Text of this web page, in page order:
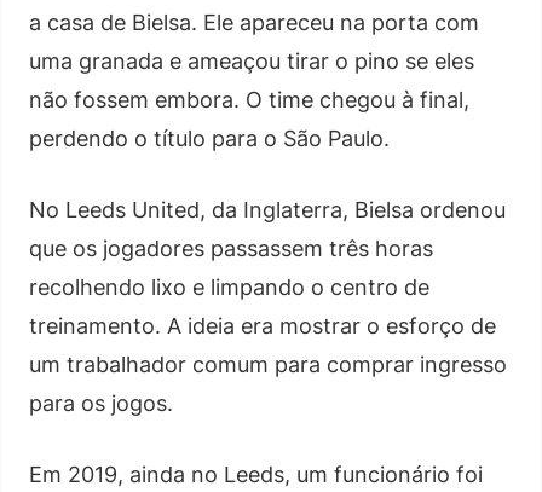
a casa de Bielsa. Ele apareceu na porta com
uma granada e ameaçou tirar o pino se eles
não fossem embora. O time chegou à final,
perdendo o título para o São Paulo.
No Leeds United, da Inglaterra, Bielsa ordenou
que os jogadores passassem três horas
recolhendo lixo e limpando o centro de
treinamento. A ideia era mostrar o esforço de
um trabalhador comum para comprar ingresso
para os jogos.
Em 2019, ainda no Leeds, um funcionário foi